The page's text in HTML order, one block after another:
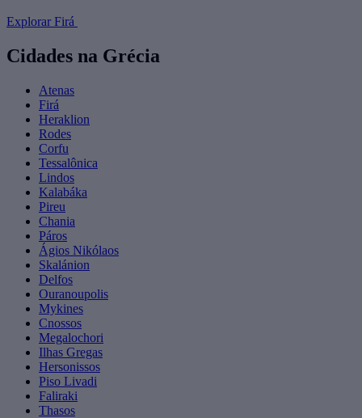
Explorar Firá
Cidades na Grécia
Atenas
Firá
Heraklion
Rodes
Corfu
Tessalônica
Lindos
Kalabáka
Pireu
Chania
Páros
Ágios Nikólaos
Skalánion
Delfos
Ouranoupolis
Mykines
Cnossos
Megalochori
Ilhas Gregas
Hersonissos
Piso Livadi
Faliraki
Thasos